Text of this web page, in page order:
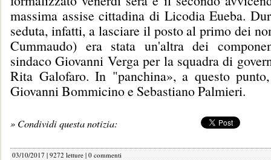
massima assise cittadina di Licodia Eueba.
seduta, infatti, a lasciare il posto al primo dei
Cummaudo) era stata un'altra dei
sindaco Giovanni Verga per la squadra di
Rita Galofaro. In "panchina», a questo
Giovanni Bommicino e Sebastiano Palmieri.
» Condividi questa notizia:
03/10/2017 | 9272 letture | 0 commenti